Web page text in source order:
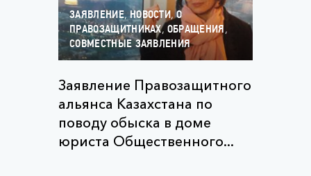
ЗАЯВЛЕНИЕ,НОВОСТИ,О
ПРАВОЗАЩИТНИКАХ, ОБРАЩЕНИЯ,
СОВМЕСТНЫЕ ЗАЯВЛЕНИЯ
Заявление Правозащитного
альянса Казахстана по
поводу обыска в доме
юриста Общественного...